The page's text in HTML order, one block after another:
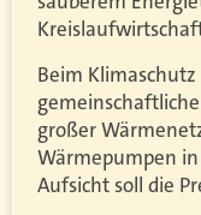
Beim
großer
Wärmepumpen
Aufsicht soll die